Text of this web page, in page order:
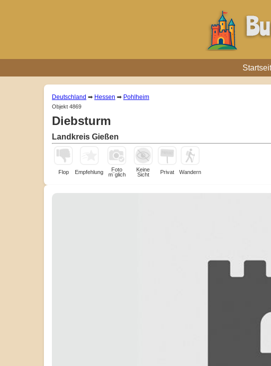
Deutschland ➡ Hessen ➡ Pohlheim
Objekt 4869
Diebsturm
Landkreis Gießen
Flop Empfehlung
Foto
m¨glich
Keine
Sicht
Privat Wandern